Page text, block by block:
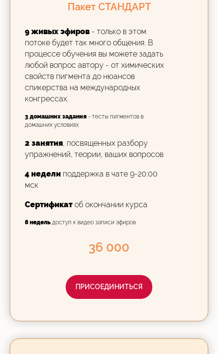
Пакет СТАНДАРТ
9 живых эфиров - только в этом
потоке будет так много общения. В
процессе обучения вы можете задать
любой вопрос автору - от химических
свойств пигмента до нюансов
спикерства на международных
конгрессах.
3 домашних задания - тесты пигментов в
домашних условиях
2 занятия, посвященных разбору
упражнений, теории, ваших вопросов
4 недели поддержка в чате 9-20:00
мск
Сертификат об окончании курса
8 недель доступ к видео записи эфиров
36 000
ПРИСОЕДИНИТЬСЯ